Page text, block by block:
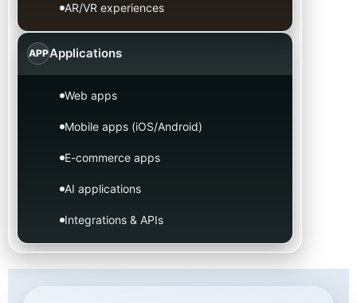
AR/VR experiences
APPApplications
Web apps
Mobile apps (iOS/Android)
E-commerce apps
AI applications
Integrations & APIs